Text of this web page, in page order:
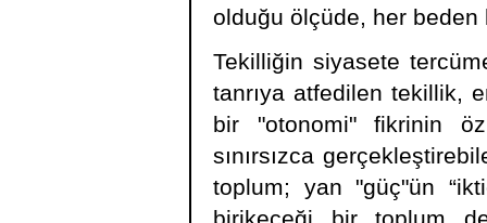
olduğu ölçüde, her beden
Tekilliğin siyasete
tanrıya atfedilen tekillik,
bir "otonomi" fikrinin
sınırsızca
toplum; yan "güç"ün